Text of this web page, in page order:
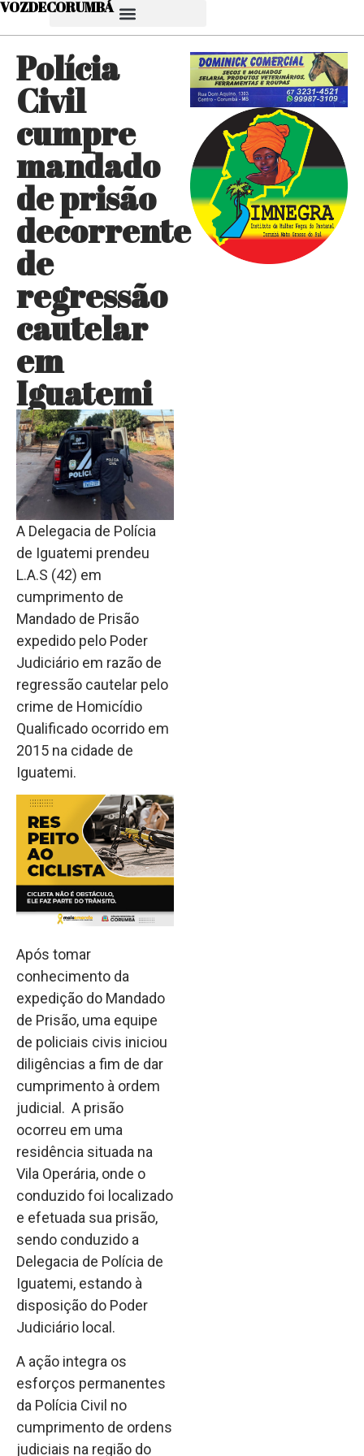
VOZDECORUMBÁ
Polícia
Civil
cumpre
mandado
de prisão
decorrente
de
regressão
cautelar
em
Iguatemi
A Delegacia de Polícia
de Iguatemi prendeu
L.A.S (42) em
cumprimento de
Mandado de Prisão
expedido pelo Poder
Judiciário em razão de
regressão cautelar pelo
crime de Homicídio
Qualificado ocorrido em
2015 na cidade de
Iguatemi.
Após tomar
conhecimento da
expedição do Mandado
de Prisão, uma equipe
de policiais civis iniciou
diligências a fim de dar
cumprimento à ordem
judicial. A prisão
ocorreu em uma
residência situada na
Vila Operária, onde o
conduzido foi localizado
e efetuada sua prisão,
sendo conduzido a
Delegacia de Polícia de
Iguatemi, estando à
disposição do Poder
Judiciário local.
A ação integra os
esforços permanentes
da Polícia Civil no
cumprimento de ordens
judiciais na região do